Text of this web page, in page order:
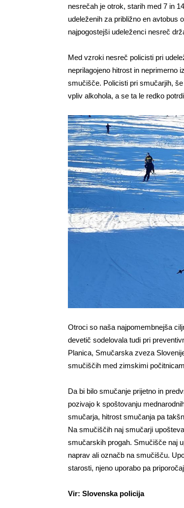
nesrečah je otrok, starih med 7 in
udeleženih za približno en avtobus
najpogostejši udeleženci nesreč
Med vzroki nesreč policisti pri
neprilagojeno hitrost in neprimerno
smučišče. Policisti pri smučarjih,
vpliv alkohola, a se ta le redko
Otroci so naša najpomembnejša
devetič sodelovala tudi pri
Planica, Smučarska zveza
smučiščih med zimskimi
Da bi bilo smučanje prijetno in
pozivajo k spoštovanju
smučarja, hitrost smučanja pa
Na smučiščih naj smučarji
smučarskih progah. Smučišče naj
naprav ali označb na smučišču.
starosti, njeno uporabo pa
Vir: Slovenska policija